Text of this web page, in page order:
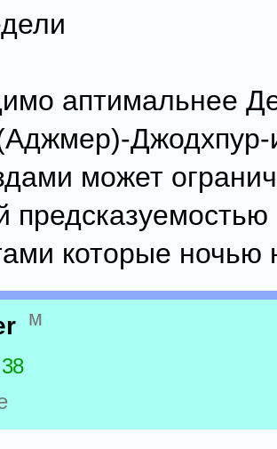
аптимальнее
Джодхпур-
может
предсказуемостью
которые ночью
м